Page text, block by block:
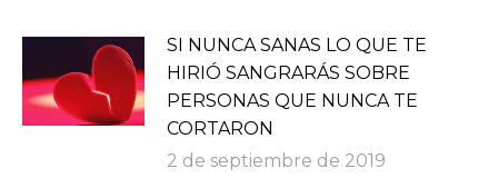
SI NUNCA SANAS LO QUE TE
HIRIÓ SANGRARÁS SOBRE
PERSONAS QUE NUNCA TE
CORTARON
2 de septiembre de 2019